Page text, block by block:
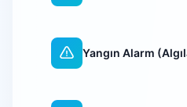
Yangın Alarm